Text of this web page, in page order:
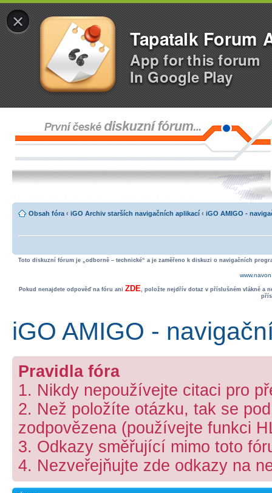
×
Tapatalk Forum
App for this forum
In Google Play
Obsah fóra ‹ iGO Archiv starších navigačních aplikací ‹ iGO AMIGO -
Toto diskuzní fórum je „odborně – technické“ a je zaměřeno k diskuzi o navigačních
Pokud nenajdete odpověď na fóru ani ZDE, položte nejdřív dotaz v příslušném vlákně a
iGO AMIGO -
Pravidla fóra
1. Nikdy nepoužívejte citaci pro
2. Než položíte otázku, tak se
zodpovězena (používejte funkci
3. Odkazy směřující mimo toto
4. Nezveřejňujte zde odkazy na